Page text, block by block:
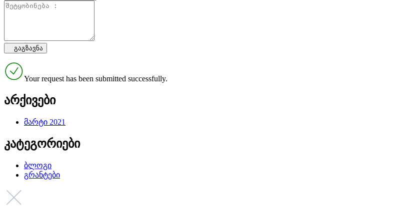
Your request has been submitted successfully.
არქივები
მარტი 2021
კატეგორიები
ბლოგი
გრანტები